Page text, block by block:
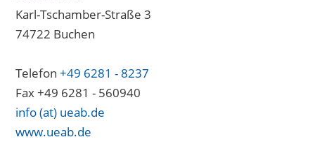
Karl-Tschamber-Straße 3
74722 Buchen
Telefon+49 6281 - 8237
Fax +49 6281 - 560940
info (at) ueab.de
www.ueab.de